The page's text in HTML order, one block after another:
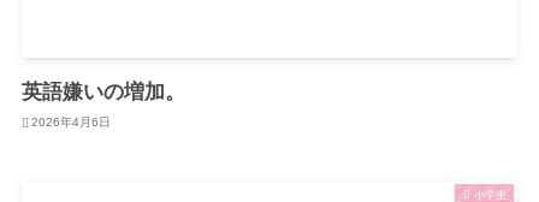
英語嫌いの増加。
2026年4月6日
小学生